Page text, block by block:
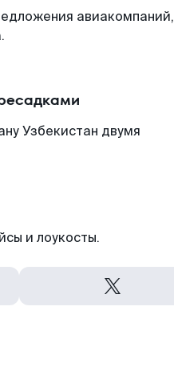
авиакомпаний,
Узбекистан двумя
и лоукосты.